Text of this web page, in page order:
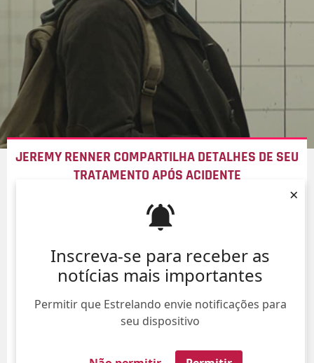
Inscreva-se para receber as
notícias mais importantes
Permitir que Estrelando envie notificações para
seu dispositivo
×
JEREMY RENNER COMPARTILHA DETALHES DE SEU
TRATAMENTO APÓS ACIDENTE